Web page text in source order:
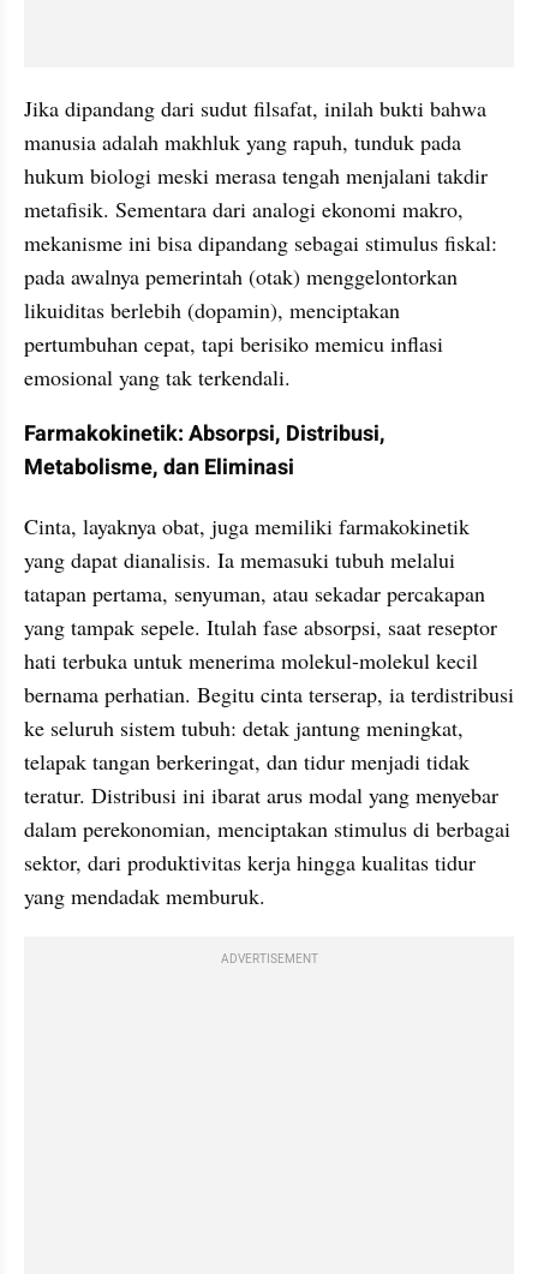
Jika dipandang dari sudut filsafat, inilah bukti bahwa
manusia adalah makhluk yang rapuh, tunduk pada
hukum biologi meski merasa tengah menjalani takdir
metafisik. Sementara dari analogi ekonomi makro,
mekanisme ini bisa dipandang sebagai stimulus fiskal:
pada awalnya pemerintah (otak) menggelontorkan
likuiditas berlebih (dopamin), menciptakan
pertumbuhan cepat, tapi berisiko memicu inflasi
emosional yang tak terkendali.
Farmakokinetik: Absorpsi, Distribusi,
Metabolisme, dan Eliminasi
Cinta, layaknya obat, juga memiliki farmakokinetik
yang dapat dianalisis. Ia memasuki tubuh melalui
tatapan pertama, senyuman, atau sekadar percakapan
yang tampak sepele. Itulah fase absorpsi, saat reseptor
hati terbuka untuk menerima molekul-molekul kecil
bernama perhatian. Begitu cinta terserap, ia terdistribusi
ke seluruh sistem tubuh: detak jantung meningkat,
telapak tangan berkeringat, dan tidur menjadi tidak
teratur. Distribusi ini ibarat arus modal yang menyebar
dalam perekonomian, menciptakan stimulus di berbagai
sektor, dari produktivitas kerja hingga kualitas tidur
yang mendadak memburuk.
ADVERTISEMENT